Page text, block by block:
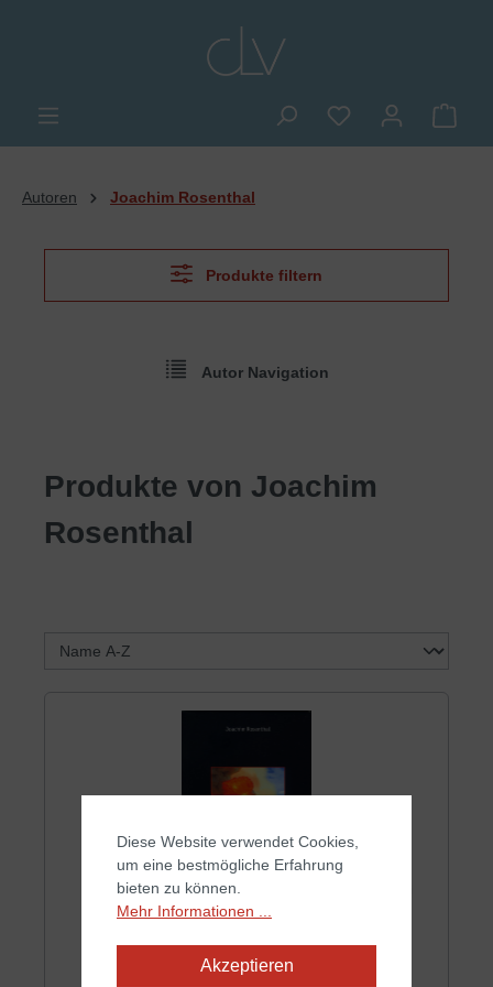
Du hast 0
Autoren Joachim Rosenthal
Produkte filtern
Autor Navigation
Produkte von Joachim
Rosenthal
Diese Website verwendet Cookies,
um eine bestmögliche Erfahrung
bieten zu können.
Mehr Informationen ...
Akzeptieren